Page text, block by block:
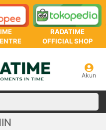
RADATIME
OFFICIAL SHOP
Akun